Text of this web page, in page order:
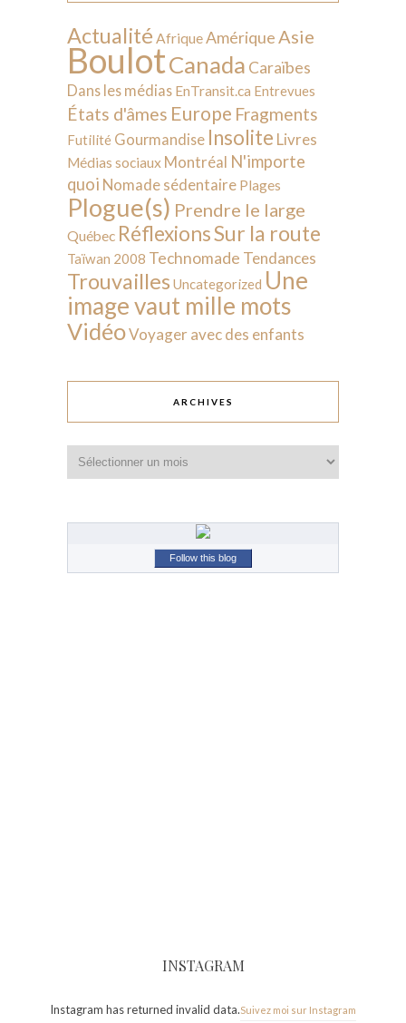
Actualité AfriqueAmérique Asie
BoulotCanada Caraïbes
Dans les médias EnTransit.ca Entrevues
États d'âmes Europe Fragments
Futilité Gourmandise Insolite Livres
Médias sociaux Montréal N'importe
quoi Nomade sédentaire Plages
Plogue(s) Prendre le large
Québec RéflexionsSur la route
Taïwan 2008 Technomade Tendances
Trouvailles Uncategorized Une
image vaut mille mots
VidéoVoyager avec des enfants
ARCHIVES
Follow this blog
INSTAGRAM
Instagram has returned invalid data.Suivez moi sur Instagram